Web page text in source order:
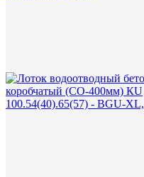
решетками (класс
нагрузки до F900. Имеет
Данные изделия
Лоток